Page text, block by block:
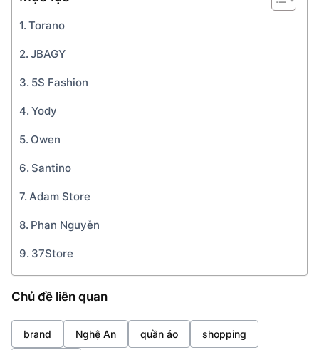
Torano
JBAGY
5S Fashion
Yody
Owen
Santino
Adam Store
Phan Nguyễn
37Store
Chủ đề liên quan
brand Nghệ An quần áo shopping